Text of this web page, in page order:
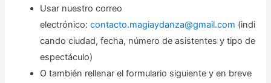
Usar nuestro correo
electrónico:contacto.magiaydanza@gmail.com (indi
cando ciudad, fecha, número de asistentes y tipo de
espectáculo)
O también rellenar el formulario siguiente y en breve